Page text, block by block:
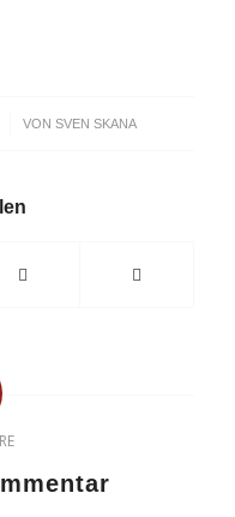
VONSVEN SKANA